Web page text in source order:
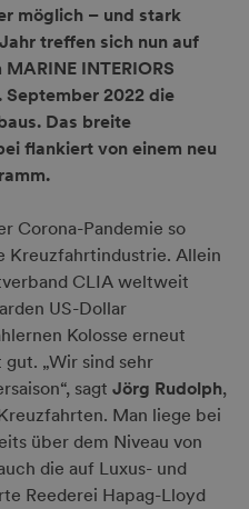
möglich – und stark
treffen sich nun auf
INTERIORS
September 2022 die
Das breite
flankiert von einem neu
Corona-Pandemie so
Kreuzfahrtindustrie. Allein
CLIA weltweit
US-Dollar
Kolosse erneut
„Wir sind sehr
sagt Jörg Rudolph,
Man liege bei
über dem Niveau von
die auf Luxus- und
Reederei Hapag-Lloyd